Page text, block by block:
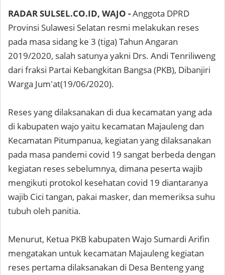
RADAR SULSEL.CO.ID, WAJO -Anggota DPRD
Provinsi Sulawesi Selatan resmi melakukan reses
pada masa sidang ke 3 (tiga) Tahun Angaran
2019/2020, salah satunya yakni Drs. Andi Tenriliweng
dari fraksi Partai Kebangkitan Bangsa (PKB), Dibanjiri
Warga Jum'at(19/06/2020).
Reses yang dilaksanakan di dua kecamatan yang ada
di kabupaten wajo yaitu kecamatan Majauleng dan
Kecamatan Pitumpanua, kegiatan yang dilaksanakan
pada masa pandemi covid 19 sangat berbeda dengan
kegiatan reses sebelumnya, dimana peserta wajib
mengikuti protokol kesehatan covid 19 diantaranya
wajib Cici tangan, pakai masker, dan memeriksa suhu
tubuh oleh panitia.
Menurut, Ketua PKB kabupaten Wajo Sumardi Arifin
mengatakan untuk kecamatan Majauleng kegiatan
reses pertama dilaksanakan di Desa Benteng yang